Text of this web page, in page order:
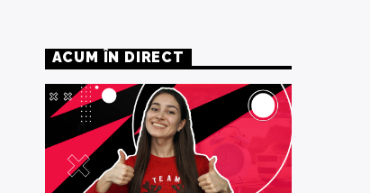
ACUM ÎN DIRECT